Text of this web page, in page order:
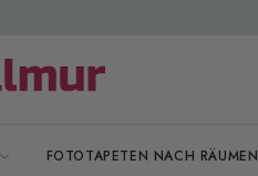
FOTOTAPETEN NACH RÄUMEN